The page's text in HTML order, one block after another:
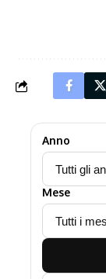
Anno
Mese